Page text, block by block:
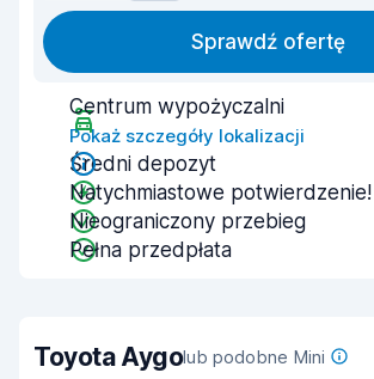
Sprawdź ofertę
Centrum wypożyczalni
Pokaż szczegóły lokalizacji
Średni depozyt
Natychmiastowe potwierdzenie!
Nieograniczony przebieg
Pełna przedpłata
Toyota Aygolub podobne Mini